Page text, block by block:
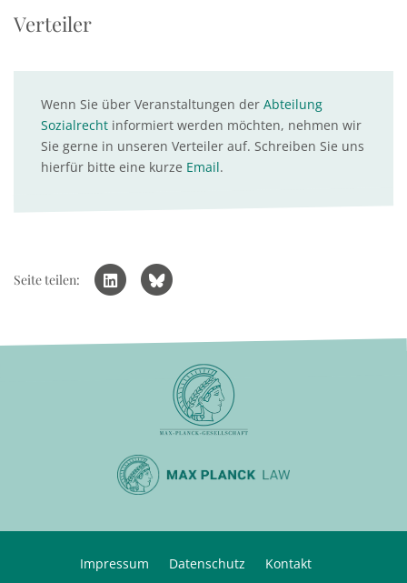
Verteiler
Wenn Sie über Veranstaltungen der Abteilung
Sozialrecht informiert werden möchten, nehmen wir
Sie gerne in unseren Verteiler auf. Schreiben Sie uns
hierfür bitte eine kurze Email.
Seite teilen:
Impressum Datenschutz Kontakt